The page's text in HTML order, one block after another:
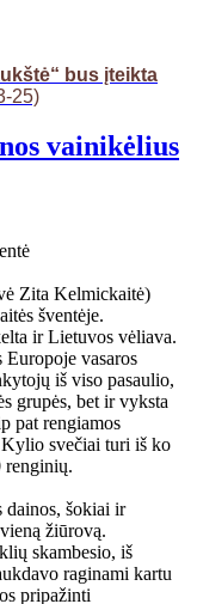
bus įteikta
25)
vainikėlius
Zita Kelmickaitė)
šventėje.
ir Lietuvos vėliava.
Europoje vasaros
iš viso pasaulio,
grupės, bet ir vyksta
pat rengiamos
svečiai turi iš ko
renginių.
šokiai ir
žiūrovą.
skambesio, iš
raginami kartu
pripažinti